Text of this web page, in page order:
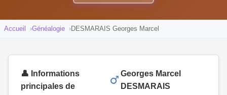
Accueil Généalogie DESMARAIS Georges Marcel
👤 Informations
principales de
Georges Marcel
DESMARAIS